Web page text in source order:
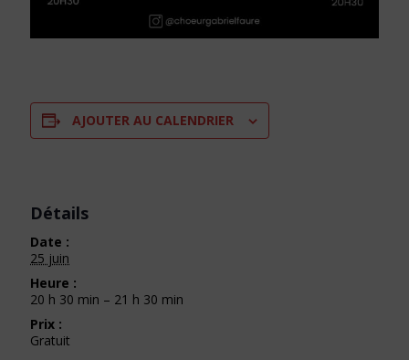
AJOUTER AU CALENDRIER
Détails
Date :
25 juin
Heure :
20 h 30 min – 21 h 30 min
Prix :
Gratuit